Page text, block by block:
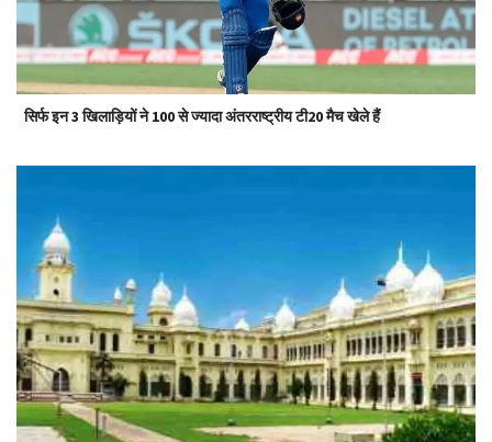
सिर्फ इन 3 खिलाड़ियों ने 100 से ज्यादा अंतरराष्ट्रीय टी20 मैच खेले हैं